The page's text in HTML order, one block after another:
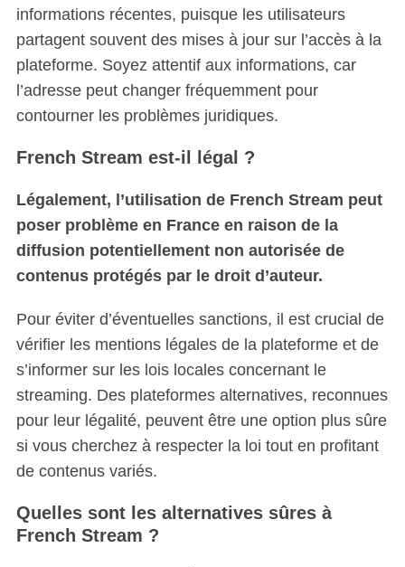
informations récentes, puisque les utilisateurs
partagent souvent des mises à jour sur l’accès à la
plateforme. Soyez attentif aux informations, car
l’adresse peut changer fréquemment pour
contourner les problèmes juridiques.
French Stream est-il légal ?
Légalement, l’utilisation de French Stream peut
poser problème en France en raison de la
diffusion potentiellement non autorisée de
contenus protégés par le droit d’auteur.
Pour éviter d’éventuelles sanctions, il est crucial de
vérifier les mentions légales de la plateforme et de
s’informer sur les lois locales concernant le
streaming. Des plateformes alternatives, reconnues
pour leur légalité, peuvent être une option plus sûre
si vous cherchez à respecter la loi tout en profitant
de contenus variés.
Quelles sont les alternatives sûres à
French Stream ?